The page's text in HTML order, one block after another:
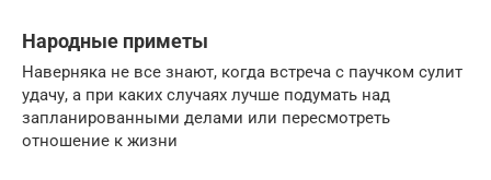
Народные приметы
Наверняка не все знают, когда встреча с паучком сулит
удачу, а при каких случаях лучше подумать над
запланированными делами или пересмотреть
отношение к жизни